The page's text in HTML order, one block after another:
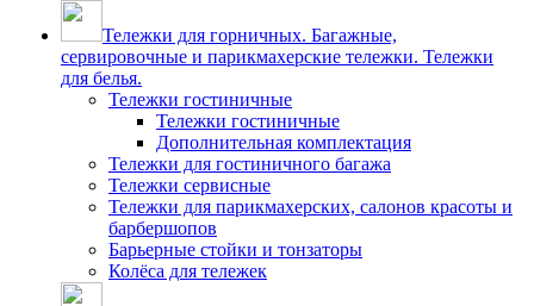
Тележки для горничных. Багажные,
сервировочные и парикмахерские тележки. Тележки
для белья.
Тележки гостиничные
Тележки гостиничные
Дополнительная комплектация
Тележки для гостиничного багажа
Тележки сервисные
Тележки для парикмахерских, салонов красоты и
барбершопов
Барьерные стойки и тонзаторы
Колёса для тележек